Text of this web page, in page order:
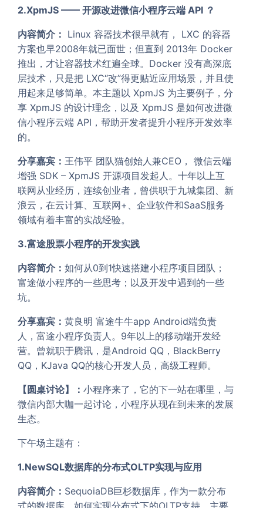
2.XpmJS —— 开源改进微信小程序云端 API ？
内容简介： Linux 容器技术很早就有， LXC 的容器
方案也早2008年就已面世；但直到 2013年 Docker
推出，才让容器技术红遍全球。Docker 没有高深底
层技术，只是把 LXC“改”得更贴近应用场景，并且使
用起来足够简单。本主题以 XpmJS 为主要例子，分
享 XpmJS 的设计理念，以及 XpmJS 是如何改进微
信小程序云端 API，帮助开发者提升小程序开发效率
的。
分享嘉宾： 王伟平 团队猫创始人兼CEO， 微信云端
增强 SDK – XpmJS 开源项目发起人。十年以上互
联网从业经历，连续创业者，曾供职于九城集团、新
浪云，在云计算、互联网+、企业软件和SaaS服务
领域有着丰富的实战经验。
3.富途股票小程序的开发实践
内容简介： 如何从0到1快速搭建小程序项目团队；
富途做小程序的一些思考；以及开发中遇到的一些
坑。
分享嘉宾： 黄良明 富途牛牛app Android端负责
人，富途小程序负责人。9年以上的移动端开发经
营。曾就职于腾讯，是Android QQ，BlackBerry
QQ，KJava QQ的核心开发人员，高级工程师。
【圆桌讨论】： 小程序来了，它的下一站在哪里，与
微信内部大咖一起讨论，小程序从现在到未来的发展
生态。
下午场主题有：
1.NewSQL数据库的分布式OLTP实现与应用
内容简介： SequoiaDB巨杉数据库，作为一款分布
式的数据库，如何实现分布式下的OLTP支持，主要